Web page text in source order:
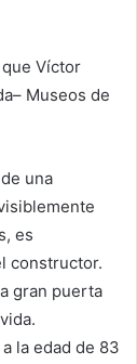
Víctor
– Museos de
una
es
constructor.
gran puerta
la edad de 83